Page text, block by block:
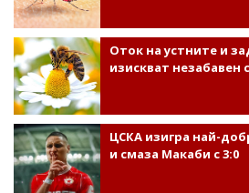
Оток на устните и
изискват незабавен
ЦСКА изигра най-
и смаза Макаби с 3:0